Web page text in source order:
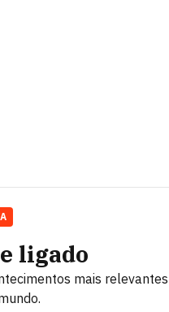
ligado
mais